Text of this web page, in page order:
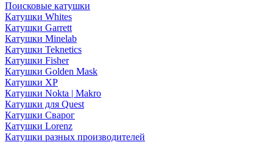
Поисковые катушки
Катушки Whites
Катушки Garrett
Катушки Minelab
Катушки Teknetics
Катушки Fisher
Катушки Golden Mask
Катушки XP
Катушки Nokta | Makro
Катушки для Quest
Катушки Сварог
Катушки Lorenz
Катушки разных производителей